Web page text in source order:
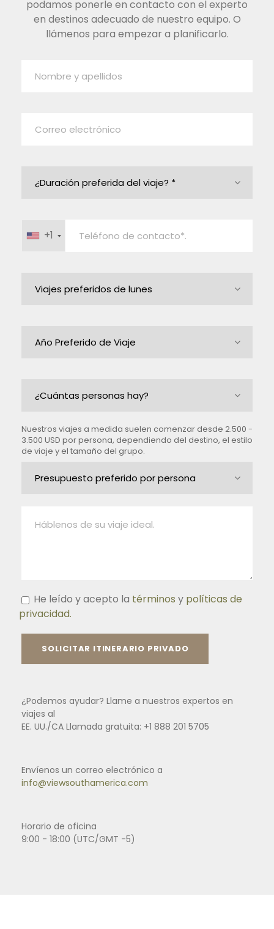
podamos ponerle en contacto con el experto
en destinos adecuado de nuestro equipo. O
llámenos para empezar a planificarlo.
+1
Nuestros viajes a medida suelen comenzar desde 2.500 -
3.500 USD por persona, dependiendo del destino, el estilo
de viaje y el tamaño del grupo.
He leído y acepto la términos y políticas de
privacidad.
¿Podemos ayudar? Llame a nuestros expertos en
viajes al
EE. UU./CA Llamada gratuita: +1 888 201 5705
Envíenos un correo electrónico a
info@viewsouthamerica.com
Horario de oficina
9:00 - 18:00 (UTC/GMT -5)